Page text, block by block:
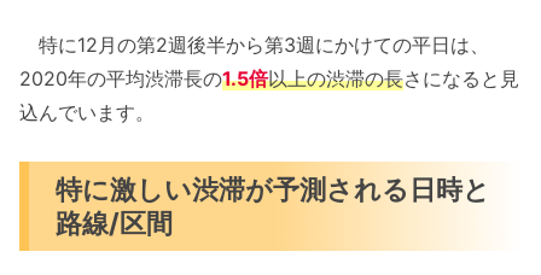
特に12月の第2週後半から第3週にかけての平日は、
2020年の平均渋滞長の1.5倍以上の渋滞の長さになると見
込んでいます。
特に激しい渋滞が予測される日時と
路線/区間